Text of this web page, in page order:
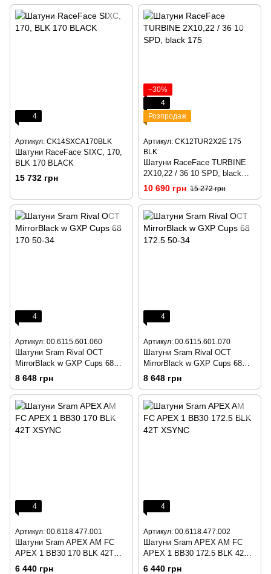
4
Артикул: CK14SXCA170BLK
Шатуни RaceFace SIXC, 170,
BLK 170 BLACK
15 732 грн
−30%
4
Розпродаж
Артикул: CK12TUR2X2E 175
BLK
Шатуни RaceFace TURBINE
2X10,22 / 36 10 SPD, black
175
10 690 грн 15 272 грн
4
Артикул: 00.6115.601.060
Шатуни Sram Rival OCT
MirrorBlack w GXP Cups 68
170 50-34
8 648 грн
4
Артикул: 00.6115.601.070
Шатуни Sram Rival OCT
MirrorBlack w GXP Cups 68
172.5 50-34
8 648 грн
4
Артикул: 00.6118.477.001
Шатуни Sram APEX AM FC
APEX 1 BB30 170 BLK 42T
XSYNC
6 440 грн
4
Артикул: 00.6118.477.002
Шатуни Sram APEX AM FC
APEX 1 BB30 172.5 BLK 42T
XSYNC
6 440 грн